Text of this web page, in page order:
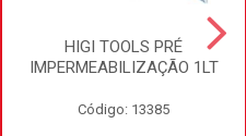
HIGI TOOLS PRÉ
IMPERMEABILIZAÇÃO 1LT
Código: 13385